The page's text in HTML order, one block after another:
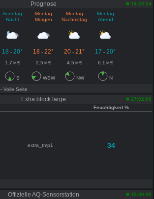
Prognose
16:20:24
Sonntag
Nacht
Montag
Morgen
Montag
Nachmittag
Montag
Abend
18 - 20° 18 -22° 20 -21° 17 - 20°
1.7 M/S 2.5 M/S 4.5 M/S 6.1 M/S
S WSW NW N
- Volle Seite
Extra block large
17:02:00
Feuchtigkeit %
extra_tmp1 34
Offizielle AQ-Sensorstation 15:00:00